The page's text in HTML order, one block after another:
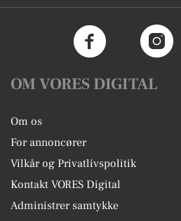
OM VORES DIGITAL
Om os
For annoncører
Vilkår og Privatlivspolitik
Kontakt VORES Digital
Administrer samtykke